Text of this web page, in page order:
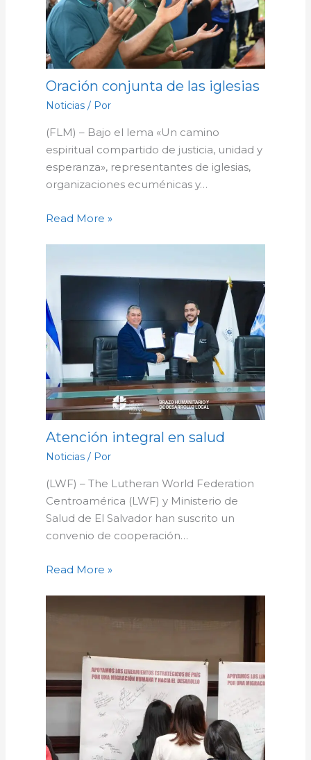
Oración conjunta de las iglesias
Noticias/ Por
(FLM) – Bajo el lema «Un camino
espiritual compartido de justicia, unidad y
esperanza», representantes de iglesias,
organizaciones ecuménicas y…
Read More »
Atención integral en salud
Noticias/ Por
(LWF) – The Lutheran World Federation
Centroamérica (LWF) y Ministerio de
Salud de El Salvador han suscrito un
convenio de cooperación…
Read More »